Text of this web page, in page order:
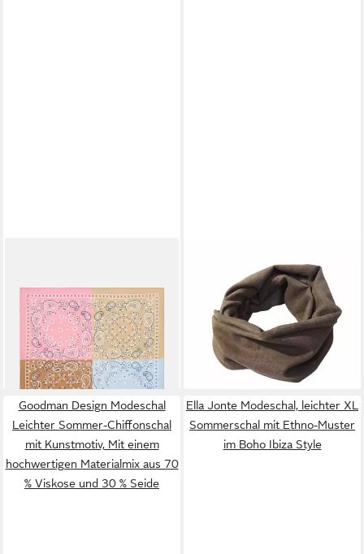
19,99 €
lieferbar - in 3-4 Werktagen bei dir
Loop Unisex Flanell-
Baumwoll-Loops Britta Meier,
Flanell
28,95 €
lieferbar - in 5-6 Werktagen bei dir
Goodman Design Modeschal
Leichter Sommer-Chiffonschal
mit Kunstmotiv, Mit einem
hochwertigen Materialmix aus 70
% Viskose und 30 % Seide
Ella Jonte Modeschal, leichter XL
Sommerschal mit Ethno-Muster
im Boho Ibiza Style